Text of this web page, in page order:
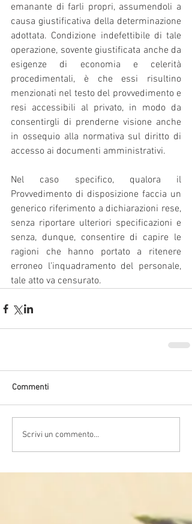
emanante di farli propri, assumendoli a
causa giustificativa della determinazione
adottata. Condizione indefettibile di tale
operazione, sovente giustificata anche da
esigenze di economia e celerità
procedimentali, è che essi risultino
menzionati nel testo del provvedimento e
resi accessibili al privato, in modo da
consentirgli di prenderne visione anche
in ossequio alla normativa sul diritto di
accesso ai documenti amministrativi.
Nel caso specifico, qualora il
Provvedimento di disposizione faccia un
generico riferimento a dichiarazioni rese,
senza riportare ulteriori specificazioni e
senza, dunque, consentire di capire le
ragioni che hanno portato a ritenere
erroneo l’inquadramento del personale,
tale atto va censurato.
Commenti
Scrivi un commento...